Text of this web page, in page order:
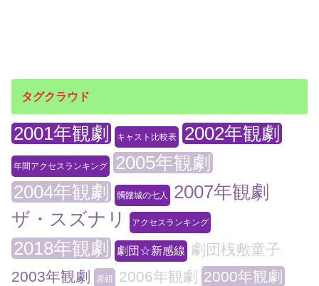
タグクラウド
2001年観劇 キャスト比較表 2002年観劇
年間アクセスランキング
2005年観劇
2004年観劇
髑髏城の七人
2007年観劇
ザ・スズナリ
アクセスランキング
2018年観劇 劇団☆新感線
劇団桟敷童子
2003年観劇
唐組 2006年観劇
2000年観劇